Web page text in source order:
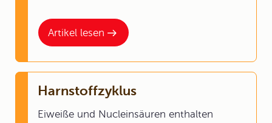
Artikel lesen
Harnstoffzyklus
Eiweiße und Nucleinsäuren enthalten